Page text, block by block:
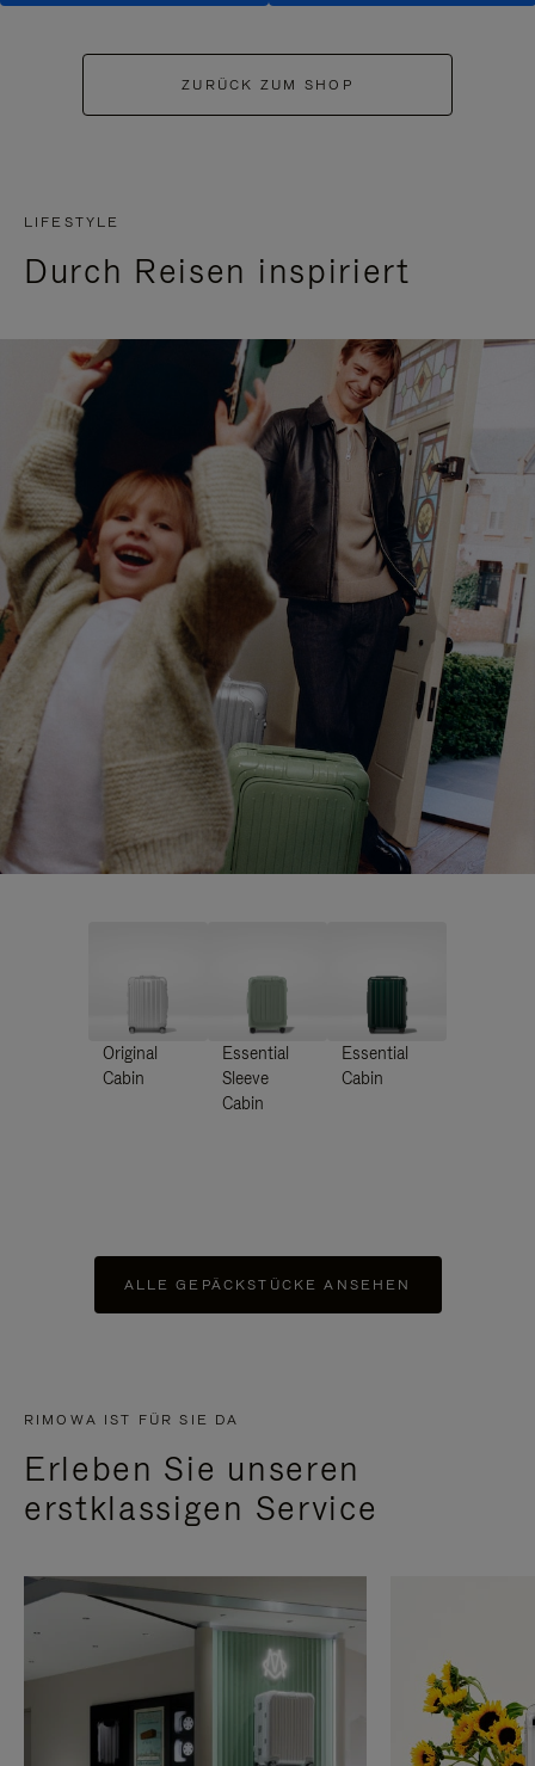
ZURÜCK ZUM SHOP
LIFESTYLE
Durch Reisen inspiriert
Original
Cabin
Essential
Sleeve
Cabin
Essential
Cabin
ALLE GEPÄCKSTÜCKE ANSEHEN
RIMOWA IST FÜR SIE DA
Erleben Sie unseren
erstklassigen Service